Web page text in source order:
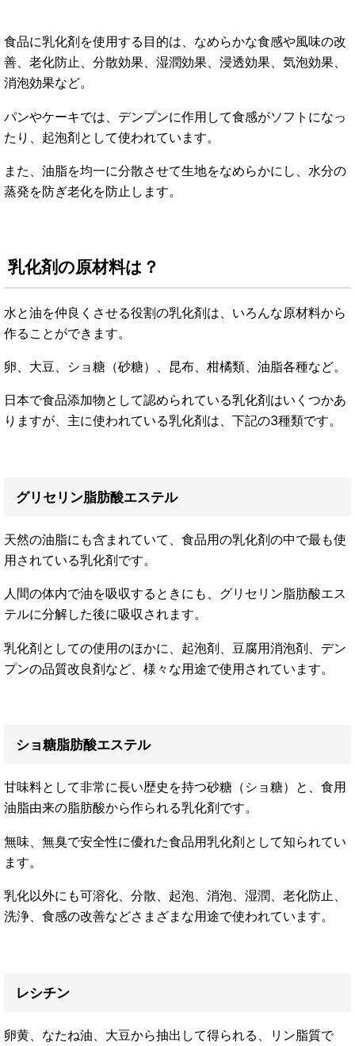
食品に乳化剤を使用する目的は、なめらかな食感や風味の改
善、老化防止、分散効果、湿潤効果、浸透効果、気泡効果、
消泡効果など。
パンやケーキでは、デンプンに作用して食感がソフトになっ
たり、起泡剤として使われています。
また、油脂を均一に分散させて生地をなめらかにし、水分の
蒸発を防ぎ老化を防止します。
乳化剤の原材料は？
水と油を仲良くさせる役割の乳化剤は、いろんな原材料から
作ることができます。
卵、大豆、ショ糖（砂糖）、昆布、柑橘類、油脂各種など。
日本で食品添加物として認められている乳化剤はいくつかあ
りますが、主に使われている乳化剤は、下記の3種類です。
グリセリン脂肪酸エステル
天然の油脂にも含まれていて、食品用の乳化剤の中で最も使
用されている乳化剤です。
人間の体内で油を吸収するときにも、グリセリン脂肪酸エス
テルに分解した後に吸収されます。
乳化剤としての使用のほかに、起泡剤、豆腐用消泡剤、デン
プンの品質改良剤など、様々な用途で使用されています。
ショ糖脂肪酸エステル
甘味料として非常に長い歴史を持つ砂糖（ショ糖）と、食用
油脂由来の脂肪酸から作られる乳化剤です。
無味、無臭で安全性に優れた食品用乳化剤として知られてい
ます。
乳化以外にも可溶化、分散、起泡、消泡、湿潤、老化防止、
洗浄、食感の改善などさまざまな用途で使われています。
レシチン
卵黄、なたね油、大豆から抽出して得られる、リン脂質で